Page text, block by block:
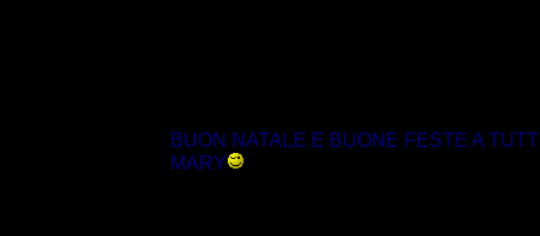
BUON NATALE E BUONE FESTE A
MARY